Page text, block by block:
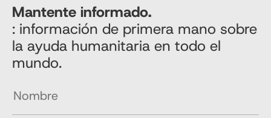
Mantente informado.
: información de primera mano sobre
la ayuda humanitaria en todo el
mundo.